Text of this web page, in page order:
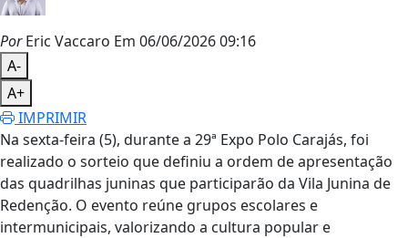
PorEric Vaccaro Em 06/06/2026 09:16
A-
A+
IMPRIMIR
Na sexta-feira (5), durante a 29ª Expo Polo Carajás, foi
realizado o sorteio que definiu a ordem de apresentação
das quadrilhas juninas que participarão da Vila Junina de
Redenção. O evento reúne grupos escolares e
intermunicipais, valorizando a cultura popular e